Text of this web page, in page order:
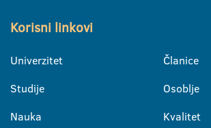
Korisni linkovi
Univerzitet
Studije
Nauka
Članice
Osoblje
Kvalitet